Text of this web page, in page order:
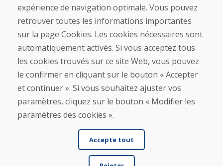
Achat
Boutique en ligne
Expédition et paiement
Procédure de réclamation
Politique de retour et d’échange
Politique de confidentialité (RGPD)
Gestion des Cookies
expérience de navigation optimale. Vous pouvez
retrouver toutes les informations importantes
sur la page Cookies. Les cookies nécessaires sont
automatiquement activés. Si vous acceptez tous
les cookies trouvés sur ce site Web, vous pouvez
le confirmer en cliquant sur le bouton « Accepter
et continuer ». Si vous souhaitez ajuster vos
paramètres, cliquez sur le bouton « Modifier les
paramètres des cookies ».
Accepte tout